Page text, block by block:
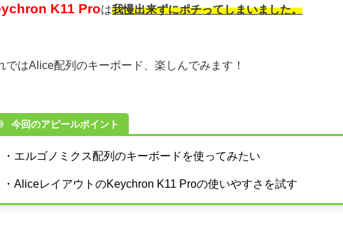
K11 Proは我慢出来ずにポチってしまいました。
ではAlice配列のキーボード、楽しんでみます！
今回のアピールポイント
・エルゴノミクス配列のキーボードを使ってみたい
・AliceレイアウトのKeychron K11 Proの使いやすさを試す